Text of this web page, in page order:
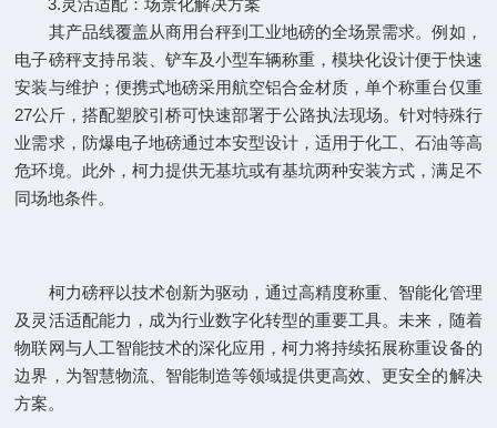
3.灵活适配：场景化解决方案
其产品线覆盖从商用台秤到工业地磅的全场景需求。例如，
电子磅秤支持吊装、铲车及小型车辆称重，模块化设计便于快速
安装与维护；便携式地磅采用航空铝合金材质，单个称重台仅重
27公斤，搭配塑胶引桥可快速部署于公路执法现场。针对特殊行
业需求，防爆电子地磅通过本安型设计，适用于化工、石油等高
危环境。此外，柯力提供无基坑或有基坑两种安装方式，满足不
同场地条件。
柯力磅秤以技术创新为驱动，通过高精度称重、智能化管理
及灵活适配能力，成为行业数字化转型的重要工具。未来，随着
物联网与人工智能技术的深化应用，柯力将持续拓展称重设备的
边界，为智慧物流、智能制造等领域提供更高效、更安全的解决
方案。